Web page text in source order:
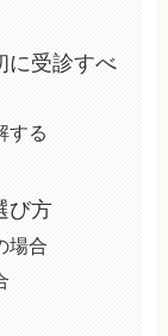
に受診すべ
する
び方
場合